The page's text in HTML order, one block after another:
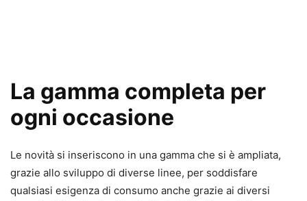
La gamma completa per
ogni occasione
Le novità si inseriscono in una gamma che si è ampliata,
grazie allo sviluppo di diverse linee, per soddisfare
qualsiasi esigenza di consumo anche grazie ai diversi